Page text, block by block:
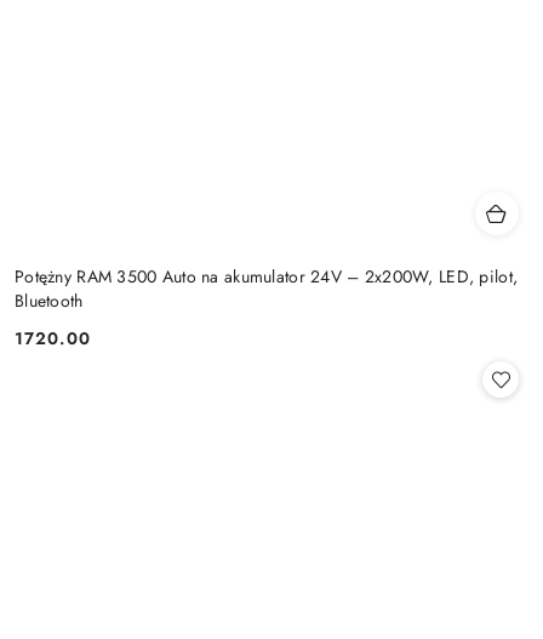
Potężny RAM 3500 Auto na akumulator 24V – 2x200W, LED, pilot,
Bluetooth
Cena:
1720.00